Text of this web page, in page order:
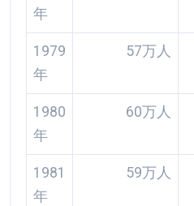
年
1979
年
57万人
1980
年
60万人
1981
年
59万人